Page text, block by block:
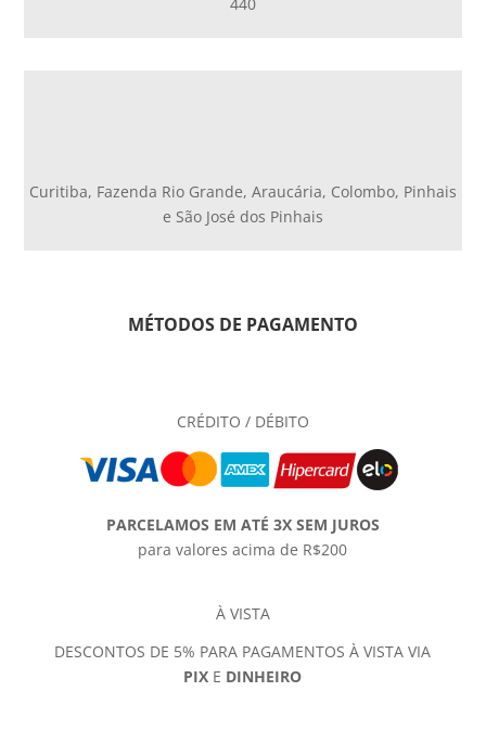
Curitiba, Fazenda Rio Grande, Araucária, Colombo, Pinhais
e São José dos Pinhais
MÉTODOS DE PAGAMENTO
CRÉDITO / DÉBITO
PARCELAMOS EM ATÉ 3X SEM JUROS
para valores acima de R$200
À VISTA
DESCONTOS DE 5% PARA PAGAMENTOS À VISTA VIA
PIX E DINHEIRO